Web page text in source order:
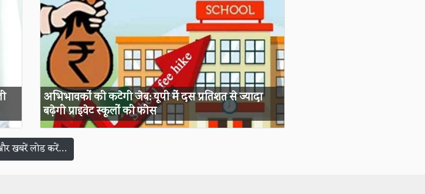
अभिभावकों की कटेगी जेब: यूपी में दस प्रतिशत से ज्यादा
बढ़ेगी प्राइवेट स्कूलों की फीस
खबरें लोड करें…